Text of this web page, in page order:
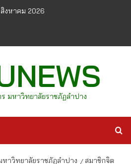
งหาคม 2026
มหาวิทยาลัยราชภัฏลำปาง
าวิทยาลัยราชภัฏลำปาง
สมาชิกจิต